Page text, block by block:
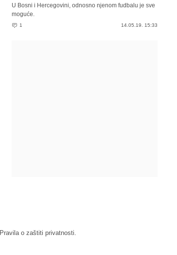
U Bosni i Hercegovini, odnosno njenom fudbalu je sve
moguće.
1 14.05.19. 15:33
Pravila o zaštiti privatnosti.